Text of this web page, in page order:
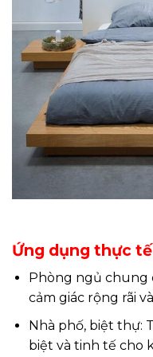
Ứng dụng thực tế
Phòng ngủ chung
cảm giác rộng rãi
Nhà phố, biệt thự:
biệt và tinh tế cho